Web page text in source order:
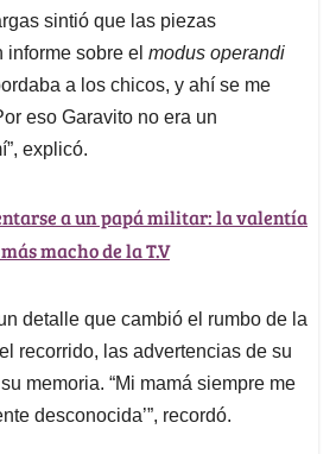
sintió que las piezas
informe sobre el modus operandi
a los chicos, y ahí se me
eso Garavito no era un
explicó.
a un papá militar: la valentía
macho de la T.V
detalle que cambió el rumbo de la
recorrido, las advertencias de su
memoria. “Mi mamá siempre me
desconocida’”, recordó.